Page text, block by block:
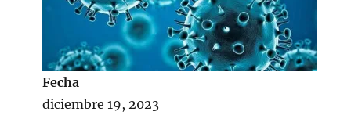
Fecha
diciembre 19, 2023